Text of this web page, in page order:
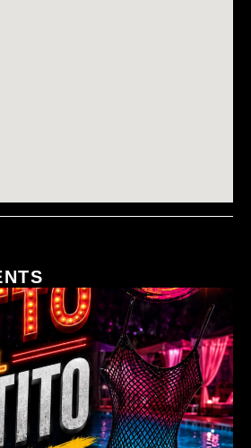
SCOPRI DI PIÙ